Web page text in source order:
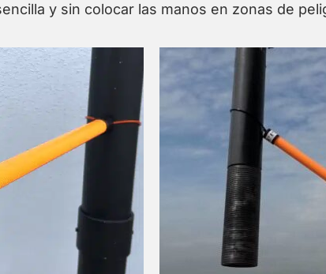
y sin colocar las manos en zonas de